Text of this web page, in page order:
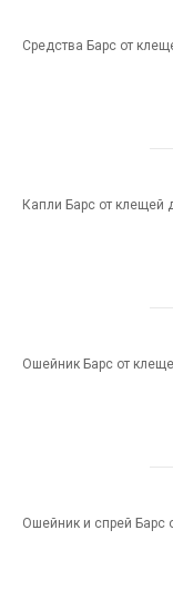
Средства Барс от
Капли Барс от клещей
Ошейник Барс от
Ошейник и спрей Барс